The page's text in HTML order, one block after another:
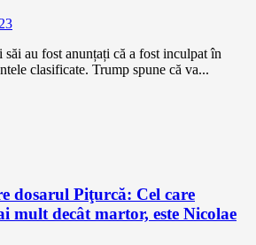
au fost anunțați că a fost inculpat în
clasificate. Trump spune că va...
dosarul Piţurcă: Cel care
mult decât martor, este Nicolae